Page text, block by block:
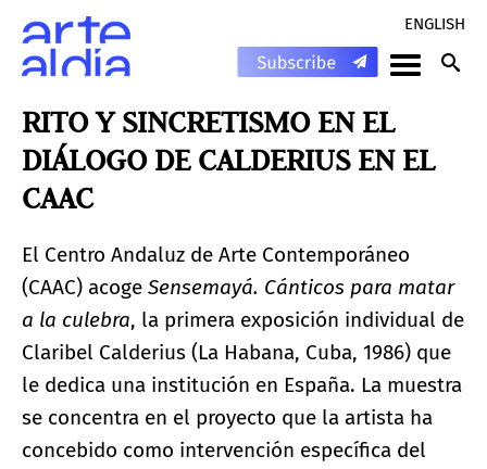
ENGLISH
RITO Y SINCRETISMO EN EL
DIÁLOGO DE CALDERIUS EN EL
CAAC
El Centro Andaluz de Arte Contemporáneo
(CAAC) acoge Sensemayá. Cánticos para matar
a la culebra, la primera exposición individual de
Claribel Calderius (La Habana, Cuba, 1986) que
le dedica una institución en España. La muestra
se concentra en el proyecto que la artista ha
concebido como intervención específica del